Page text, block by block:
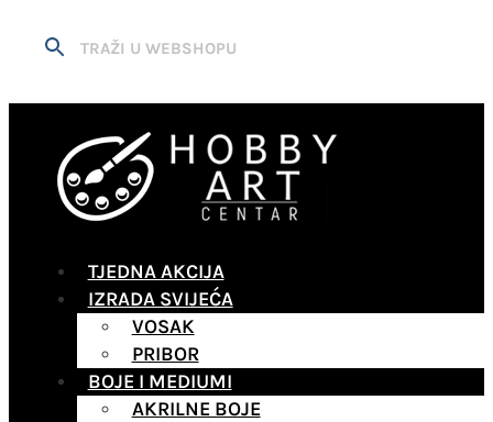
TJEDNA AKCIJA
IZRADA SVIJEĆA
VOSAK
PRIBOR
BOJE I MEDIUMI
AKRILNE BOJE